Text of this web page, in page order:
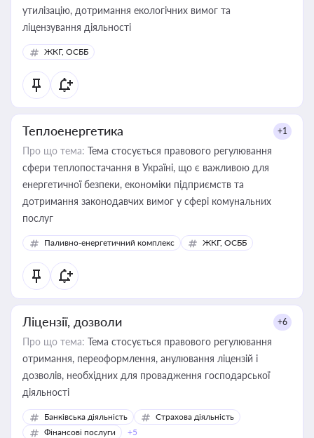
утилізацію, дотримання екологічних вимог та
ліцензування діяльності
ЖКГ, ОСББ
Теплоенергетика +1
Про що тема: Тема стосується правового регулювання
сфери теплопостачання в Україні, що є важливою для
енергетичної безпеки, економіки підприємств та
дотримання законодавчих вимог у сфері комунальних
послуг
Паливно-енергетичний комплекс ЖКГ, ОСББ
Ліцензії, дозволи +6
Про що тема: Тема стосується правового регулювання
отримання, переоформлення, анулювання ліцензій і
дозволів, необхідних для провадження господарської
діяльності
Банківська діяльність
Страхова діяльність
Фінансові послуги
+5